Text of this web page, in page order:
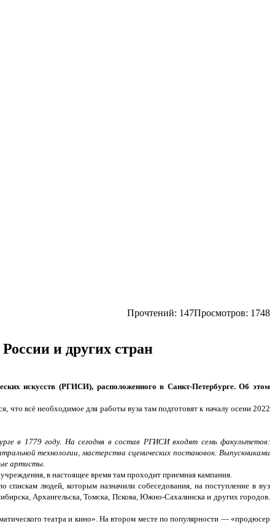
Прочтений: 147Просмотров: 1748
и других стран
искусств (РГИСИ), расположенного в Санкт-Петербурге. Об этом
что всё необходимое для работы вуза там подготовят к началу осени 2022
в 1779 году. На сегодня в состав РГИСИ входят семь факультетов:
технологии, мастерства сценических постановок. Выпускниками
артисты.
в настоящее время там проходит приемная кампания.
людей, которым назначили собеседования, на поступление в вуз
Архангельска, Томска, Пскова, Южно-Сахалинска и других городов.
театра и кино». На втором месте по популярности — «продюсер